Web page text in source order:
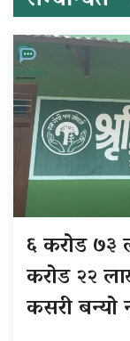
६ करोड ७३
करोड २२
कसरी बन्यो